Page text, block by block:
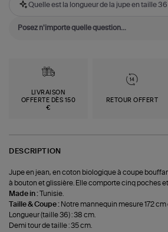
Quelle est la longueur de la jupe en taille 36
LIVRAISON
OFFERTE DÈS 150
€
RETOUR OFFERT
DESCRIPTION
Jupe en jean, en coton biologique à coupe
à bouton et glissière. Elle comporte cinq poches
Made in :
Tunisie.
Taille & Coupe : Notre mannequin mesure 172
Longueur (taille 36) : 38 cm.
Demi tour de taille : 35 cm.